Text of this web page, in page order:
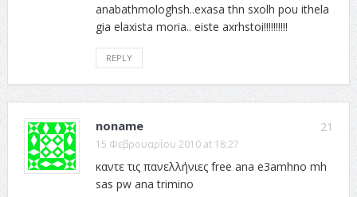
anabathmologhsh..exasa thn sxolh pou ithela
gia elaxista moria.. eiste axrhstoi!!!!!!!!!!
REPLY
21
noname
15 Φεβρουαρίου 2010 at 18:27
καντε τις πανελλήνιες free ana e3amhno mh
sas pw ana trimino